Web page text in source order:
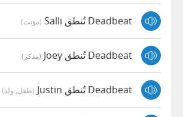
Deadbeat تُنطق Salli (مؤنث)
Deadbeat تُنطق Joey (مذكر)
Deadbeat تُنطق Justin (طفل, ولد)